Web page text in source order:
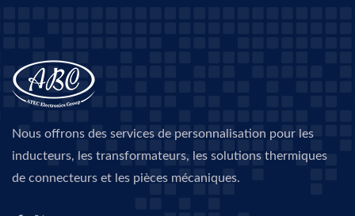
Nous offrons des services de personnalisation pour les
inducteurs, les transformateurs, les solutions thermiques
de connecteurs et les pièces mécaniques.